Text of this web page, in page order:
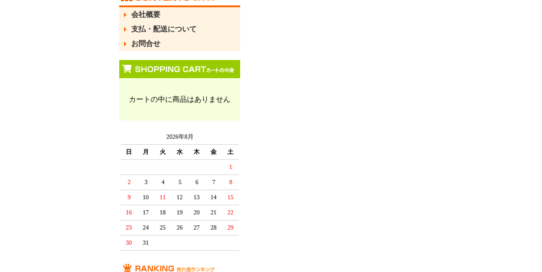
会社概要
支払・配送について
お問合せ
カートの中に商品はありません
2026年8月
日 月 火 水 木 金 土
1
2 3 4 5 6 7 8
9 10 11 12 13 14 15
16 17 18 19 20 21 22
23 24 25 26 27 28 29
30 31